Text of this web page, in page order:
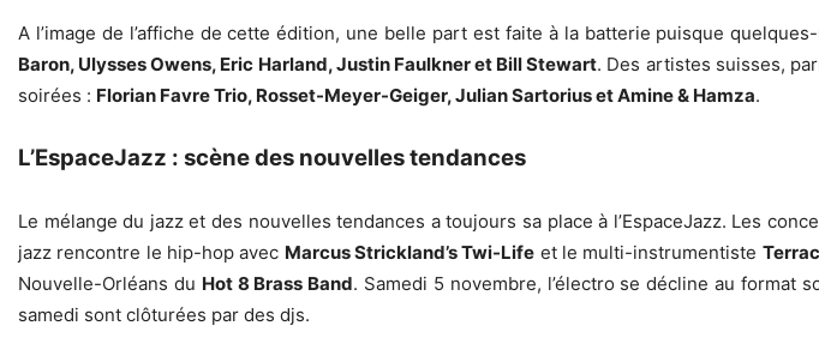
A l’image de l’affiche de cette édition, une belle part est faite à la batterie puisque
Baron, Ulysses Owens, Eric Harland, Justin Faulkner et Bill Stewart. Des artistes suisses,
soirées : Florian Favre Trio, Rosset­-Meyer-­Geiger, Julian Sartorius et Amine & Hamza.
L’EspaceJazz : scène des nouvelles tendances
Le mélange du jazz et des nouvelles tendances a toujours sa place à l’EspaceJazz. Les
jazz rencontre le hip­-hop avec Marcus Strickland’s Twi­-Life et le multi-­instrumentiste
Nouvelle­-Orléans du Hot 8 Brass Band. Samedi 5 novembre, l’électro se décline au format
samedi sont clôturées par des djs.